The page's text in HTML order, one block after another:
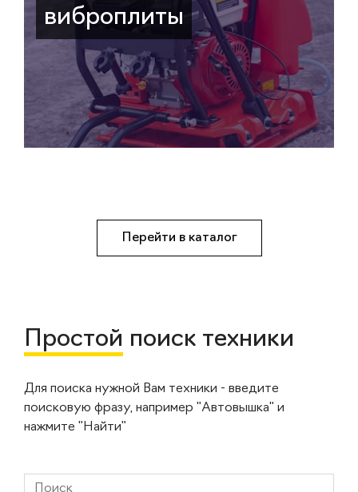
виброплиты
Перейти в каталог
Простой поиск техники
Для поиска нужной Вам техники - введите
поисковую фразу, например "Автовышка" и
нажмите "Найти"